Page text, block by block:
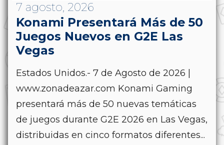
7 agosto, 2026
Konami Presentará Más de 50
Juegos Nuevos en G2E Las
Vegas
Estados Unidos.- 7 de Agosto de 2026 |
www.zonadeazar.com Konami Gaming
presentará más de 50 nuevas temáticas
de juegos durante G2E 2026 en Las Vegas,
distribuidas en cinco formatos diferentes...